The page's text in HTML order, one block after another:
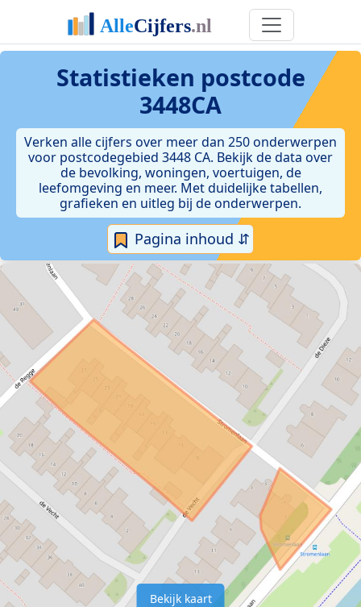
Statistieken postcode
3448CA
Verken alle cijfers over meer dan 250 onderwerpen
voor postcodegebied 3448 CA. Bekijk de data over
de bevolking, woningen, voertuigen, de
leefomgeving en meer. Met duidelijke tabellen,
grafieken en uitleg bij de onderwerpen.
Pagina inhoud ⇵
Bekijk kaart